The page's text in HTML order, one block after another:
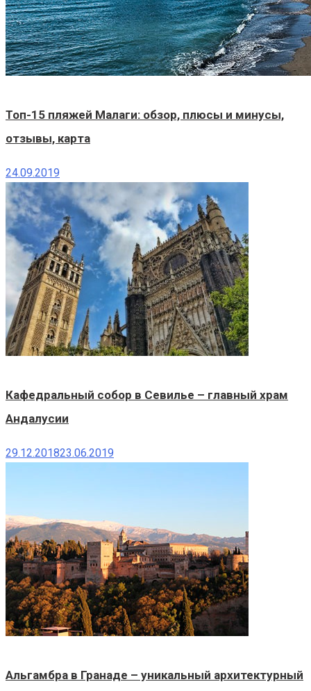
Топ-15 пляжей Малаги: обзор, плюсы и минусы,
отзывы, карта
24.09.2019
Кафедральный собор в Севилье – главный храм
Андалусии
29.12.201823.06.2019
Альгамбра в Гранаде – уникальный архитектурный